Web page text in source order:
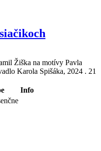
Žiška na motívy Pavla
Karola Spišáka, 2024 . 21
Info